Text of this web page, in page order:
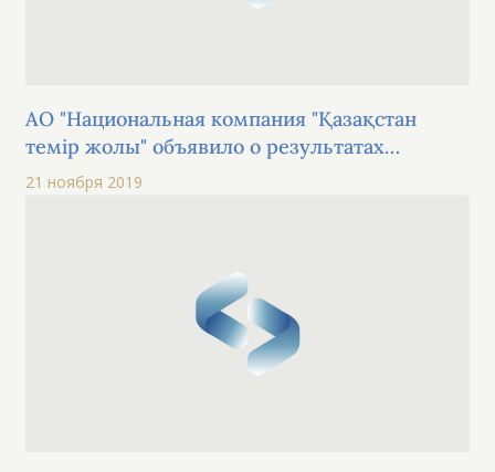
АО "Национальная компания "Қазақстан
темір жолы" объявило о результатах
собрания держателей международных
21 ноября 2019